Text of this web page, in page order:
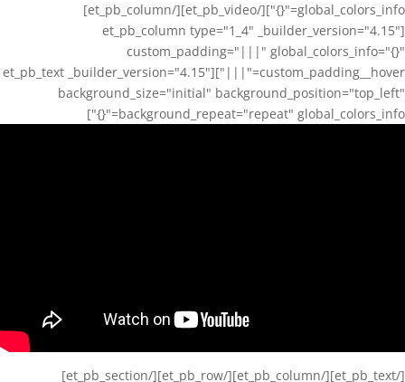
global_colors_info="{}"][/et_pb_video][/et_pb_column]
[et_pb_column type="1_4" _builder_version="4.15"
custom_padding="|||" global_colors_info="{}"
custom_padding__hover="|||"][et_pb_text _builder_version="4.15"
background_size="initial" background_position="top_left"
background_repeat="repeat" global_colors_info="{}"]
[/et_pb_text][/et_pb_column][/et_pb_row][/et_pb_section]